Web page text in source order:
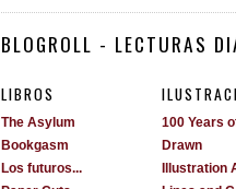
BLOGROLL - LECTURAS
LIBROS
The Asylum
Bookgasm
Los futuros...
100 Years
Drawn
Illustration